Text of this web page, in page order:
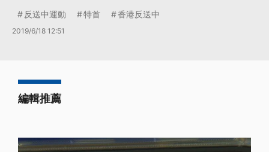
反送中運動 特首 香港反送中
2019/6/18 12:51
編輯推薦